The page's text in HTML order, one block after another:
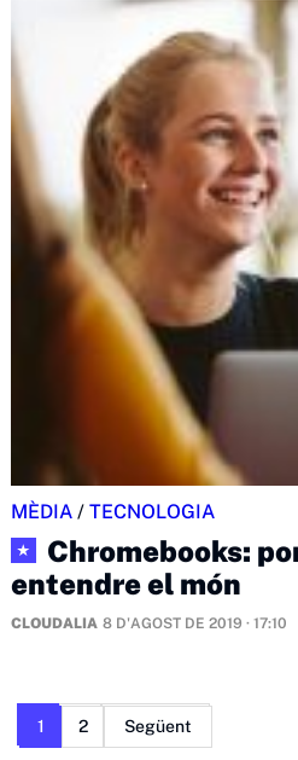
MÈDIA / TECNOLOGIA
★
Chromebooks:
entendre el món
CLOUDALIA 8 D'AGOST DE 2019 · 17:10
Paginació
1 2 Següent